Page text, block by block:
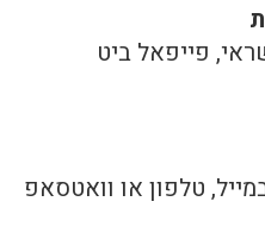
פייפאל ביט
טלפון או וואטסאפ